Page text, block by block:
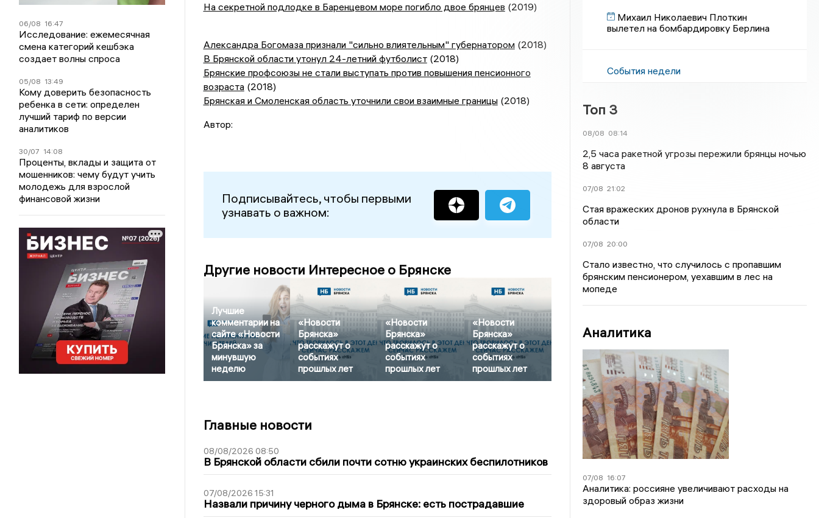
06/08 16:47
Исследование: ежемесячная
смена категорий кешбэка
создает волны спроса
05/08 13:49
Кому доверить безопасность
ребенка в сети: определен
лучший тариф по версии
аналитиков
30/07 14:08
Проценты, вклады и защита от
мошенников: чему будут учить
молодежь для взрослой
финансовой жизни
На секретной подлодке в Баренцевом море погибло двое брянцев (2019)
Александра Богомаза признали "сильно влиятельным" губернатором(2018)
В Брянской области утонул 24-летний футболист(2018)
Брянские профсоюзы не стали выступать против повышения пенсионного
возраста(2018)
Брянская и Смоленская область уточнили свои взаимные границы(2018)
Автор:
Подписывайтесь, чтобы первыми
узнавать о важном:
Другие новости Интересное о Брянске
Лучшие
комментарии на
сайте «Новости
Брянска» за
минувшую
неделю
«Новости
Брянска»
расскажут о
событиях
прошлых лет
«Новости
Брянска»
расскажут о
событиях
прошлых лет
«Новости
Брянска»
расскажут о
событиях
прошлых лет
Главные новости
08/08/2026 08:50
В Брянской области сбили почти сотню украинских беспилотников
07/08/2026 15:31
Назвали причину черного дыма в Брянске: есть пострадавшие
Михаил Николаевич Плоткин
вылетел на бомбардировку Берлина
События недели
Топ 3
08/08 08:14
2,5 часа ракетной угрозы пережили брянцы ночью
8 августа
07/08 21:02
Стая вражеских дронов рухнула в Брянской
области
07/08 20:00
Стало известно, что случилось с пропавшим
брянским пенсионером, уехавшим в лес на
мопеде
Аналитика
07/08 16:07
Аналитика: россияне увеличивают расходы на
здоровый образ жизни